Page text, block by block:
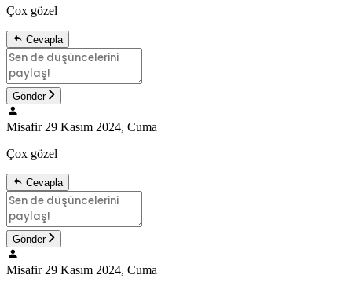
Çox gözel
Cevapla
Gönder
Misafir 29 Kasım 2024, Cuma
Çox gözel
Cevapla
Gönder
Misafir 29 Kasım 2024, Cuma